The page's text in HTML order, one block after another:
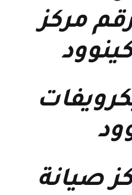
مركز
صيانة